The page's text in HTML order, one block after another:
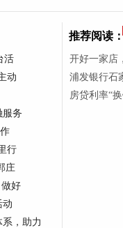
活
动
服务
行
庄
好
动
，助力
推荐阅读
开好一家店
浦发银行石
房贷利率“